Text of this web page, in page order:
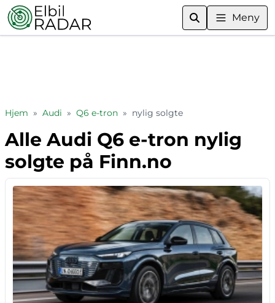
Meny
Hjem » Audi » Q6 e-tron » nylig solgte
Alle Audi Q6 e-tron nylig
solgte på Finn.no